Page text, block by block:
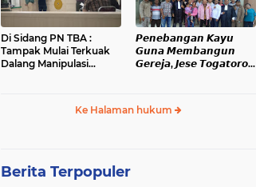
Hukum
Di Sidang PN TBA :
Tampak Mulai Terkuak
Dalang Manipulasi
𝙋𝙚𝙣𝙚𝙗𝙖𝙣𝙜𝙖𝙣 𝙆𝙖𝙮𝙪
𝙂𝙪𝙣𝙖 𝙈𝙚𝙢𝙗𝙖𝙣𝙜𝙪𝙣
𝙂𝙚𝙧𝙚𝙟𝙖, 𝙅𝙚𝙨𝙚 𝙏𝙤𝙜𝙖𝙩𝙤𝙧𝙤𝙥
Ke Halaman hukum
Berita Terpopuler